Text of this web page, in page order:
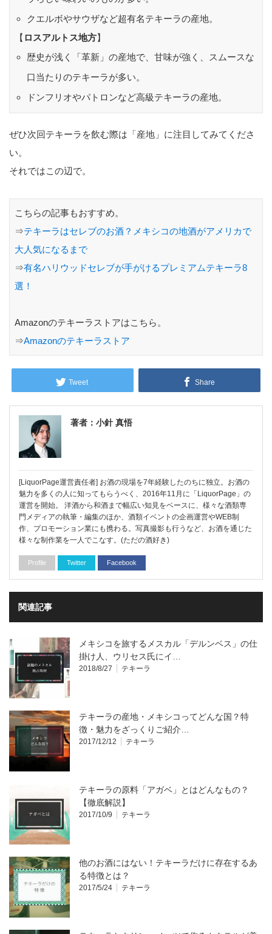
クエルボやサウザなど超有名テキーラの産地。
【 ロスアルトス地方】
歴史が浅く「革新」の産地で、甘味が強く、スムースな
口当たりのテキーラが多い。
ドンフリオやパトロンなど高級テキーラの産地。
ぜひ次回テキーラを飲む際は「産地」に注目してみてくださ
い。
それではこの辺で。
こちらの記事もおすすめ。
⇒テキーラはセレブのお酒？メキシコの地酒がアメリカで
大人気になるまで
⇒有名ハリウッドセレブが手がけるプレミアムテキーラ8
選！
Amazonのテキーラストアはこちら。
⇒Amazonのテキーラストア
Tweet Share
著者：小針 真悟
[LiquorPage運営責任者] お酒の現場を7年経験したのちに独立。お酒の
魅力を多くの人に知ってもらうべく、2016年11月に「LiquorPage」の
運営を開始。 洋酒から和酒まで幅広い知見をベースに、様々な酒類専
門メディアの執筆・編集のほか、酒類イベントの企画運営やWEB制
作、プロモーション業にも携わる。写真撮影も行うなど、お酒を通じた
様々な制作業を一人でこなす。(ただの酒好き)
Profile Twitter Facebook
関連記事
メキシコを旅するメスカル「デルンベス」の仕
掛け人、ウリセス氏にイ…
2018/8/27 テキーラ
テキーラの産地・メキシコってどんな国？特
徴・魅力をざっくりご紹介…
2017/12/12 テキーラ
テキーラの原料「アガベ」とはどんなもの？
【徹底解説】
2017/10/9 テキーラ
他のお酒にはない！テキーラだけに存在するあ
る特徴とは？
2017/5/24 テキーラ